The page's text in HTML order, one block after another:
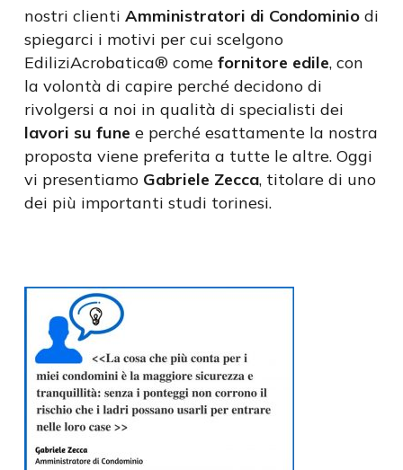
nostri clienti Amministratori di Condominiodi
spiegarci i motivi per cui scelgono
EdiliziAcrobatica® come fornitore edile, con
la volontà di capire perché decidono di
rivolgersi a noi in qualità di specialisti dei
lavori su fune e perché esattamente la nostra
proposta viene preferita a tutte le altre. Oggi
vi presentiamo Gabriele Zecca, titolare di uno
dei più importanti studi torinesi.